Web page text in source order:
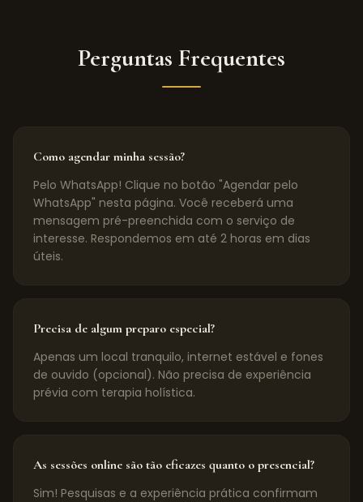
Perguntas Frequentes
Como agendar minha sessão?
Pelo WhatsApp! Clique no botão "Agendar pelo
WhatsApp" nesta página. Você receberá uma
mensagem pré-preenchida com o serviço de
interesse. Respondemos em até 2 horas em dias
úteis.
Precisa de algum preparo especial?
Apenas um local tranquilo, internet estável e fones
de ouvido (opcional). Não precisa de experiência
prévia com terapia holística.
As sessões online são tão eficazes quanto o presencial?
Sim! Pesquisas e a experiência prática confirmam